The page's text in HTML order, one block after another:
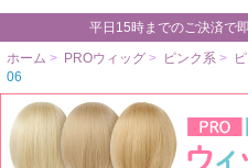
平日15時までのご決済で
ホーム > PROウィッグ > ピンク系 >
06